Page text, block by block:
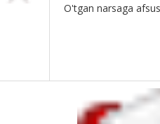
O'tgan narsaga